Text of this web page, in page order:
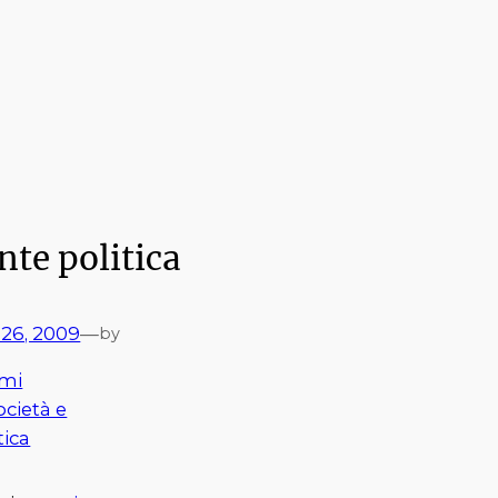
politica
2009—by
e